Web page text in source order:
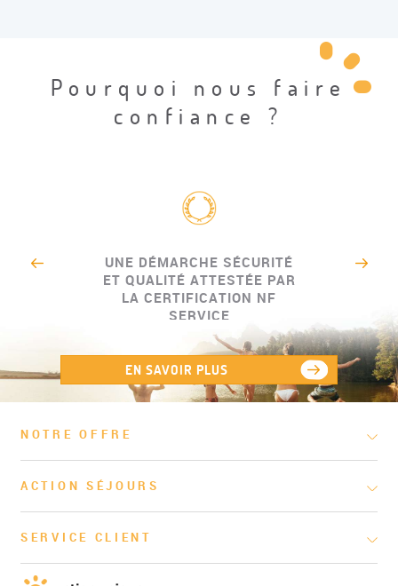
Pourquoi nous faire
confiance ?
UNE DÉMARCHE SÉCURITÉ
ET QUALITÉ ATTESTÉE PAR
LA CERTIFICATION NF
SERVICE
EN SAVOIR PLUS
NOTRE OFFRE
ACTION SÉJOURS
SERVICE CLIENT